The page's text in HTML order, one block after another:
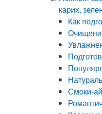
карих,
Как
Смоки-